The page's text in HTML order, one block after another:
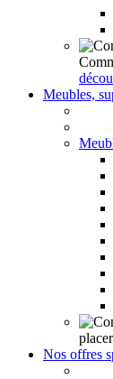
Meubles,
Nos offres